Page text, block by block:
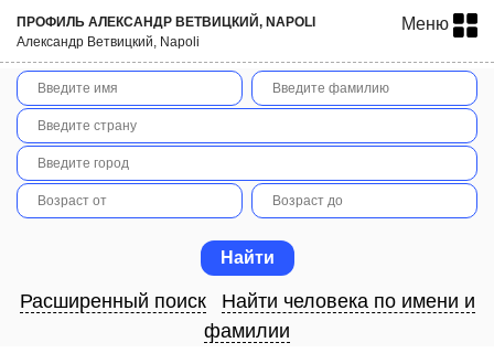
ПРОФИЛЬ АЛЕКСАНДР ВЕТВИЦКИЙ, NAPOLI
Александр Ветвицкий, Napoli
Меню
Расширенный поиск
Найти человека по имени и
фамилии